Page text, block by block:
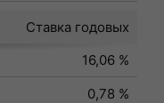
Ставка годовых
16,06 %
0,78 %